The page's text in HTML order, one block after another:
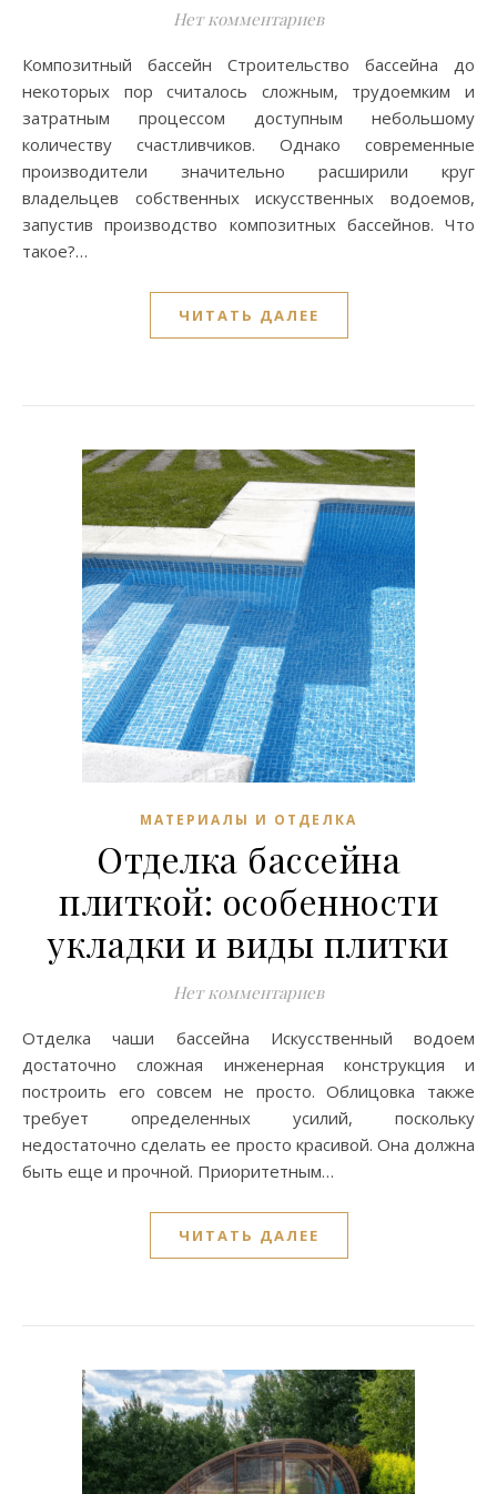
Нет комментариев
Композитный бассейн Строительство бассейна до
некоторых пор считалось сложным, трудоемким и
затратным процессом доступным небольшому
количеству счастливчиков. Однако современные
производители значительно расширили круг
владельцев собственных искусственных водоемов,
запустив производство композитных бассейнов. Что
такое?…
ЧИТАТЬ ДАЛЕЕ
МАТЕРИАЛЫ И ОТДЕЛКА
Отделка бассейна
плиткой: особенности
укладки и виды плитки
Нет комментариев
Отделка чаши бассейна Искусственный водоем
достаточно сложная инженерная конструкция и
построить его совсем не просто. Облицовка также
требует определенных усилий, поскольку
недостаточно сделать ее просто красивой. Она должна
быть еще и прочной. Приоритетным…
ЧИТАТЬ ДАЛЕЕ